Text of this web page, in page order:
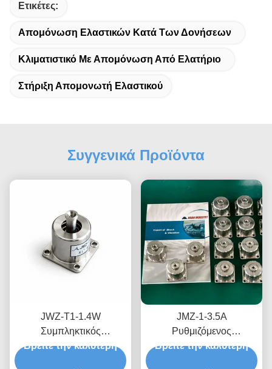
Ετικέτες:
Απομόνωση Ελαστικών Κατά Των Δονήσεων
Κλιματιστικό Με Απομόνωση Από Ελατήριο
Στήριξη Απομονωτή Ελαστικού
Συγγενικά Προϊόντα
JWZ-T1-1.4W
Συμπληκτικός
απομονωτής
Βρείτε την καλύτερη
JMZ-1-3.5A
Ρυθμιζόμενος
Αντικραδασμικός
Βρείτε την καλύτερη